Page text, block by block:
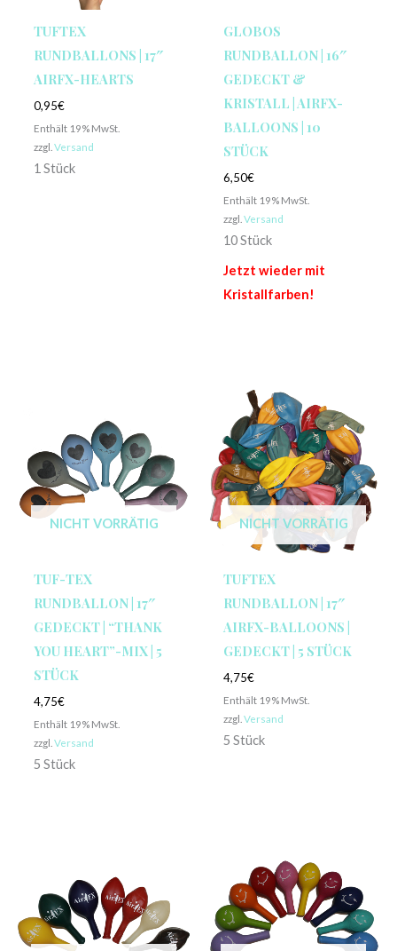
TUFTEX
RUNDBALLONS | 17″
AIRFX-HEARTS
0,95€
Enthält 19% MwSt.
zzgl. Versand
1 Stück
GLOBOS
RUNDBALLON | 16″
GEDECKT &
KRISTALL | AIRFX-
BALLOONS | 10
STÜCK
6,50€
Enthält 19% MwSt.
zzgl. Versand
10 Stück
Jetzt wieder mit
Kristallfarben!
NICHT VORRÄTIG
TUF-TEX
RUNDBALLON | 17″
GEDECKT | “THANK
YOU HEART”-MIX | 5
STÜCK
4,75€
Enthält 19% MwSt.
zzgl. Versand
5 Stück
NICHT VORRÄTIG
TUFTEX
RUNDBALLON | 17″
AIRFX-BALLOONS |
GEDECKT | 5 STÜCK
4,75€
Enthält 19% MwSt.
zzgl. Versand
5 Stück